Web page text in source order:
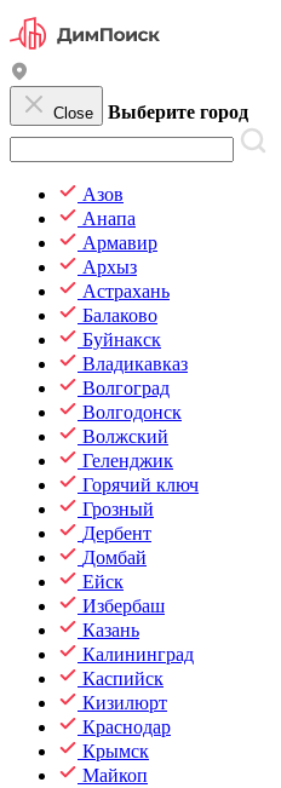
Close Выберите город
Азов
Анапа
Армавир
Архыз
Астрахань
Балаково
Буйнакск
Владикавказ
Волгоград
Волгодонск
Волжский
Геленджик
Горячий ключ
Грозный
Дербент
Домбай
Ейск
Избербаш
Казань
Калининград
Каспийск
Кизилюрт
Краснодар
Крымск
Майкоп